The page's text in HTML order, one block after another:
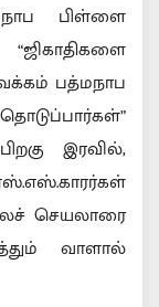
பிள்ளை
பத்மநாப
இரவில்,
செயலாரை
வாளால்